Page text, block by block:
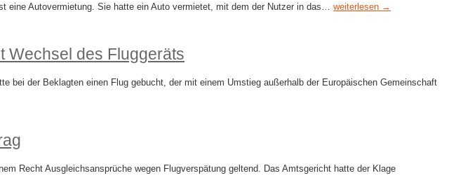
eine Autovermietung. Sie hatte ein Auto vermietet, mit dem der Nutzer in das… weiterlesen →
Wechsel des Fluggeräts
bei der Beklagten einen Flug gebucht, der mit einem Umstieg außerhalb der Europäischen Gemeinschaft
Recht Ausgleichsansprüche wegen Flugverspätung geltend. Das Amtsgericht hatte der Klage